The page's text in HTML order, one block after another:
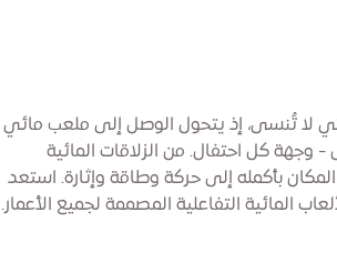
لا تُنسى، إذ يتحول الوصل إلى ملعب مائي
وجهة كل احتفال. من الزلاقات المائية
بأكمله إلى حركة وطاقة وإثارة. استعد
المائية التفاعلية المصممة لجميع الأعمار.
العائلات معاً وتستمتع بمرح لا نهاية له